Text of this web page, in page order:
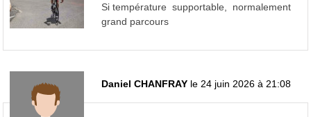
Si température supportable, normalement
grand parcours
Daniel CHANFRAY le 24 juin 2026 à 21:08